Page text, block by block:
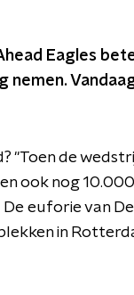
Eagles
nemen.
"Toen de
ook nog 10.000
euforie van
in